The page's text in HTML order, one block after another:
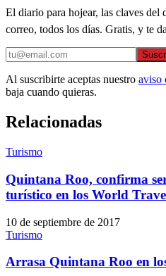
El diario para hojear, las claves
correo, todos los días. Gratis, y te
Al suscribirte aceptas nuestro aviso
baja cuando quieras.
Relacionadas
Turismo
Quintana Roo, confirma
turístico en los World
10 de septiembre de 2017
Turismo
Arrasa Quintana Roo en